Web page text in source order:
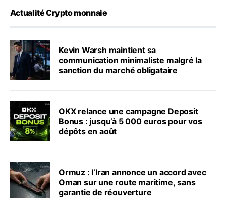
Actualité Crypto monnaie
Kevin Warsh maintient sa
communication minimaliste malgré la
sanction du marché obligataire
OKX relance une campagne Deposit
Bonus : jusqu’à 5 000 euros pour vos
dépôts en août
Ormuz : l’Iran annonce un accord avec
Oman sur une route maritime, sans
garantie de réouverture